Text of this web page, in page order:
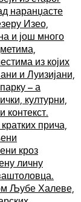
наранџасте
Изео,
и још много
из којих
и Луизијани,
– а
културни,
контекст.
прича,
кроз
личну
Љубе Халеве,